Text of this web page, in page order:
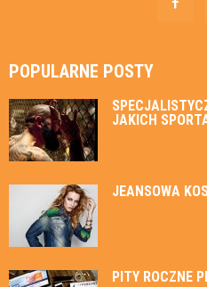
POPULARNE POSTY
JAKICH
JEANSOWA
PITY ROCZNE